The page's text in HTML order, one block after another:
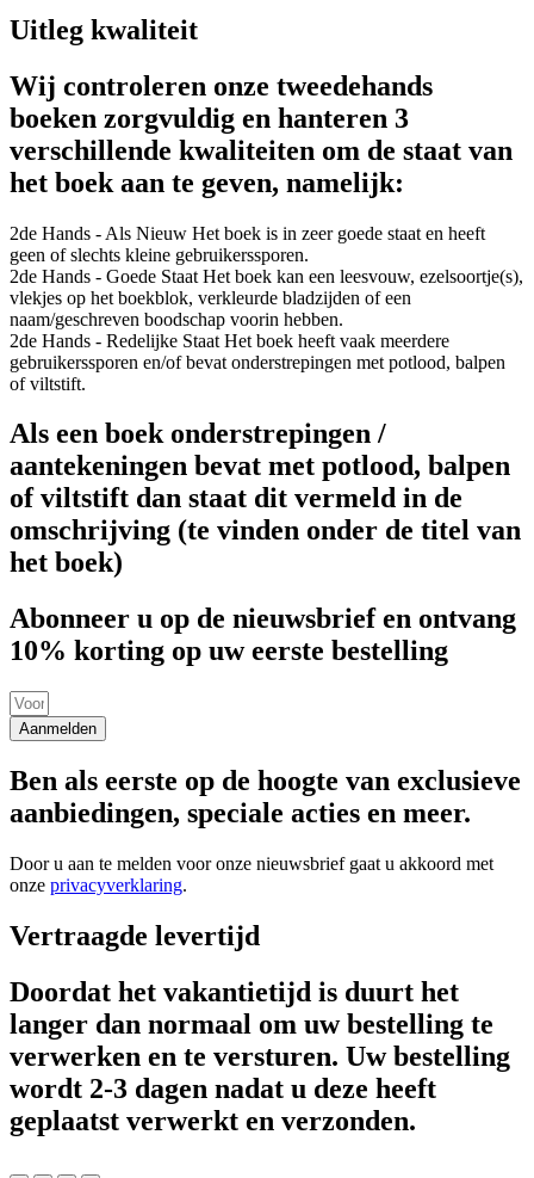
Uitleg kwaliteit
Wij controleren onze tweedehands
boeken zorgvuldig en hanteren 3
verschillende kwaliteiten om de staat van
het boek aan te geven, namelijk:
2de Hands - Als Nieuw Het boek is in zeer goede staat en heeft
geen of slechts kleine gebruikerssporen.
2de Hands - Goede Staat Het boek kan een leesvouw, ezelsoortje(s),
vlekjes op het boekblok, verkleurde bladzijden of een
naam/geschreven boodschap voorin hebben.
2de Hands - Redelijke Staat Het boek heeft vaak meerdere
gebruikerssporen en/of bevat onderstrepingen met potlood, balpen
of viltstift.
Als een boek onderstrepingen /
aantekeningen bevat met potlood, balpen
of viltstift dan staat dit vermeld in de
omschrijving (te vinden onder de titel van
het boek)
Abonneer u op de nieuwsbrief en ontvang
10% korting op uw eerste bestelling
Aanmelden
Ben als eerste op de hoogte van exclusieve
aanbiedingen, speciale acties en meer.
Door u aan te melden voor onze nieuwsbrief gaat u akkoord met
onze privacyverklaring.
Vertraagde levertijd
Doordat het vakantietijd is duurt het
langer dan normaal om uw bestelling te
verwerken en te versturen. Uw bestelling
wordt 2-3 dagen nadat u deze heeft
geplaatst verwerkt en verzonden.